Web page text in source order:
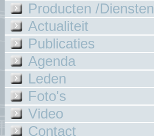
Producten /Diensten
Actualiteit
Publicaties
Agenda
Leden
Foto's
Video
Contact